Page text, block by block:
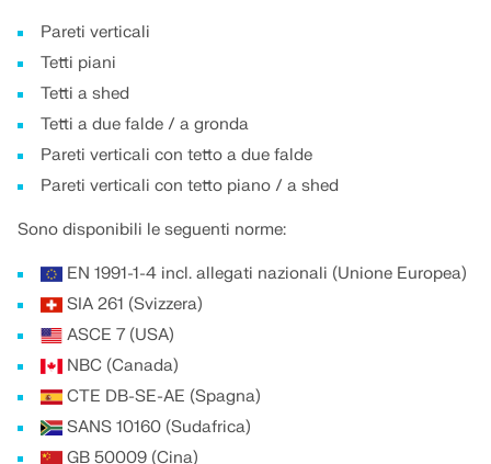
API Documentation
Indice
Oggetti del modello
Abbonamenti e prezzi
Esempi
Pareti verticali
Tetti piani
Tetti a shed
Tetti a due falde / a gronda
Pareti verticali con tetto a due falde
Pareti verticali con tetto piano / a shed
Sono disponibili le seguenti norme:
EN 1991-1-4 incl. allegati nazionali (Unione Europea)
SIA 261 (Svizzera)
ASCE 7 (USA)
NBC (Canada)
CTE DB-SE-AE (Spagna)
SANS 10160 (Sudafrica)
GB 50009 (Cina)